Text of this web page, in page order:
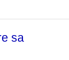
sa